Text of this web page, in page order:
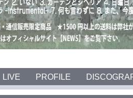
LIVE PROFILE